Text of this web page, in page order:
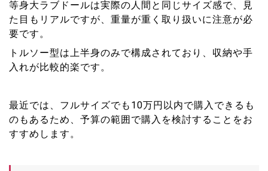
等身大ラブドールは実際の人間と同じサイズ感で、見
た目もリアルですが、重量が重く取り扱いに注意が必
要です。
トルソー型は上半身のみで構成されており、収納や手
入れが比較的楽です。
最近では、フルサイズでも10万円以内で購入できるも
のもあるため、予算の範囲で購入を検討することをお
すすめします。